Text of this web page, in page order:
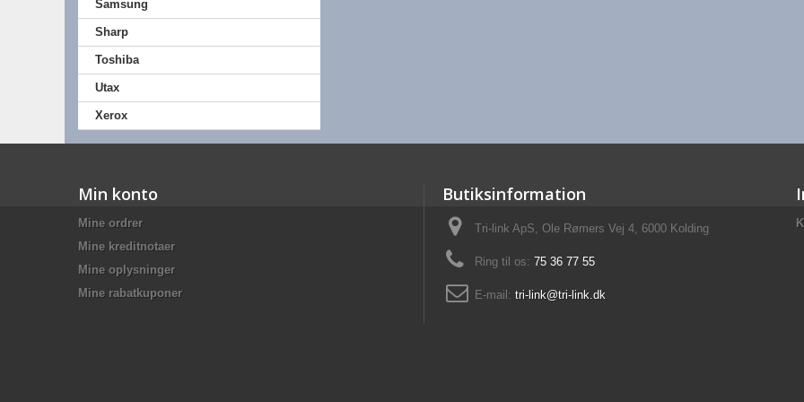
Samsung
Sharp
Toshiba
Utax
Xerox
Min konto
Mine ordrer
Mine kreditnotaer
Mine oplysninger
Mine rabatkuponer
Butiksinformation
Tri-link ApS, Ole Rømers Vej 4, 6000 Kolding
Ring til os: 75 36 77 55
E-mail: tri-link@tri-link.dk